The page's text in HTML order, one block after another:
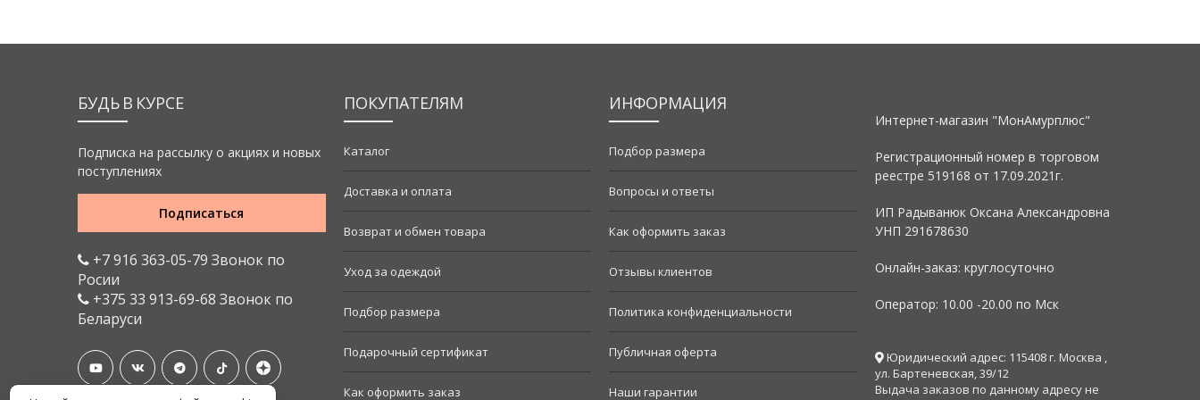
БУДЬ В КУРСЕ
Подписка на рассылку о акциях и новых
поступлениях
Подписаться
+7 916 363-05-79 Звонок по
Росии
+375 33 913-69-68 Звонок по
Беларуси
ПОКУПАТЕЛЯМ
Каталог
Доставка и оплата
Возврат и обмен товара
Уход за одеждой
Подбор размера
Подарочный сертификат
Как оформить заказ
ИНФОРМАЦИЯ
Подбор размера
Вопросы и ответы
Как оформить заказ
Отзывы клиентов
Политика конфиденциальности
Публичная оферта
Наши гарантии
Интернет-магазин "МонАмурплюс"
Регистрационный номер в торговом
реестре 519168 от 17.09.2021г.
ИП Радыванюк Оксана Александровна
УНП 291678630
Онлайн-заказ: круглосуточно
Оператор: 10.00 -20.00 по Мск
Юридический адрес: 115408 г. Москва ,
ул. Бартеневская, 39/12
Выдача заказов по данному адресу не